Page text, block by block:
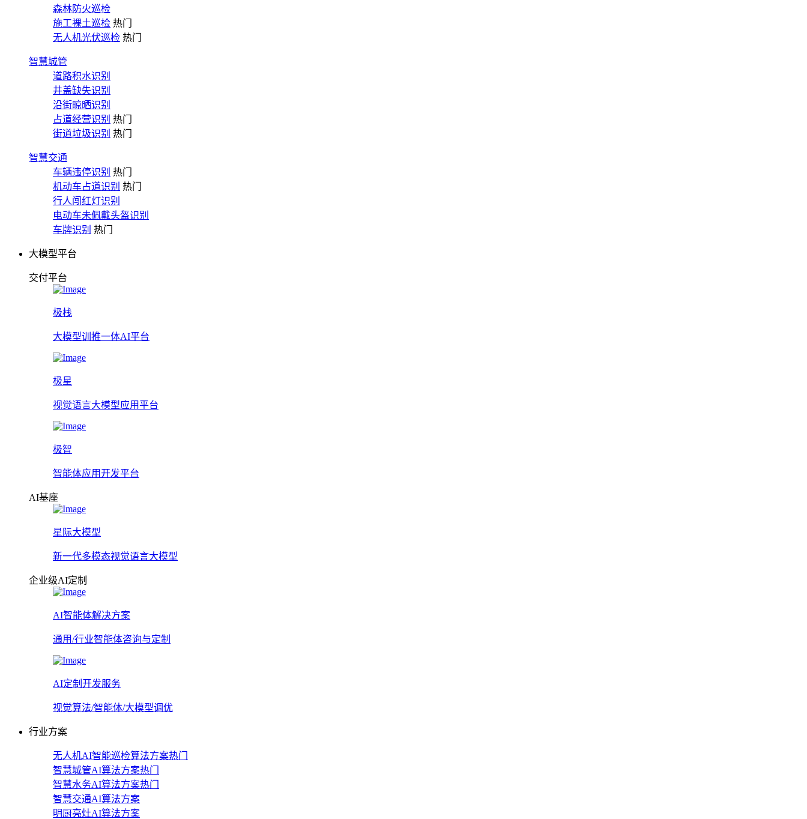
森林防火巡检
施工裸土巡检 热门
无人机光伏巡检 热门
智慧城管
道路积水识别
井盖缺失识别
沿街晾晒识别
占道经营识别 热门
街道垃圾识别 热门
智慧交通
车辆违停识别 热门
机动车占道识别 热门
行人闯红灯识别
电动车未佩戴头盔识别
车牌识别 热门
大模型平台
交付平台
极栈
大模型训推一体AI平台
极星
视觉语言大模型应用平台
极智
智能体应用开发平台
AI基座
星际大模型
新一代多模态视觉语言大模型
企业级AI定制
AI智能体解决方案
通用/行业智能体咨询与定制
AI定制开发服务
视觉算法/智能体/大模型调优
行业方案
无人机AI智能巡检算法方案热门
智慧城管AI算法方案热门
智慧水务AI算法方案热门
智慧交通AI算法方案
明厨亮灶AI算法方案